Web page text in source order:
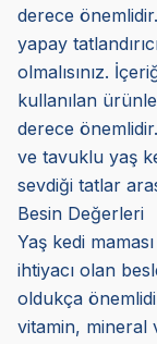
derece
yapay
olmalısınız.
kullanılan
derece
ve tavuklu yaş
sevdiği tatlar
Besin Değerleri
Yaş kedi
ihtiyacı olan
oldukça
vitamin, mineral